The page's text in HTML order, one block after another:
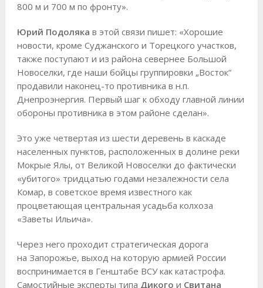
800 м и 700 м по фронту».
Юрий Подоляка в этой связи пишет: «Хорошие
новости, кроме Суджанского и Торецкого участков,
также поступают и из района севернее Большой
Новоселки, где наши бойцы группировки „Восток“
продавили наконец-то противника в н.п.
Днепроэнергия. Первый шаг к обходу главной линии
обороны противника в этом районе сделан».
Это уже четвертая из шести деревень в каскаде
населенных пунктов, расположенных в долине реки
Мокрые Ялы, от Великой Новоселки до фактически
«убитого» тридцатью годами незалежности села
Комар, в советское время известного как
процветающая центральная усадьба колхоза
«Заветы Ильича».
Через него проходит стратегическая дорога
на Запорожье, выход на которую армией России
воспринимается в Генштабе ВСУ как катастрофа.
Самостийные эксперты типа Дикого и Свитана